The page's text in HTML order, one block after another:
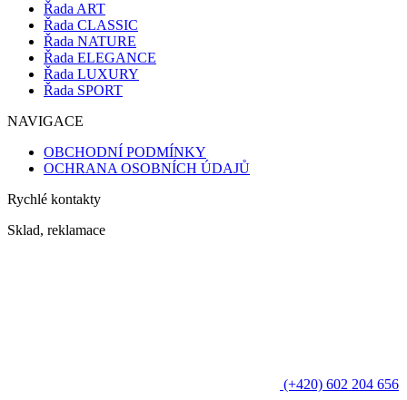
Řada ART
Řada CLASSIC
Řada NATURE
Řada ELEGANCE
Řada LUXURY
Řada SPORT
NAVIGACE
OBCHODNÍ PODMÍNKY
OCHRANA OSOBNÍCH ÚDAJŮ
Rychlé kontakty
Sklad, reklamace
(+420) 602 204 656